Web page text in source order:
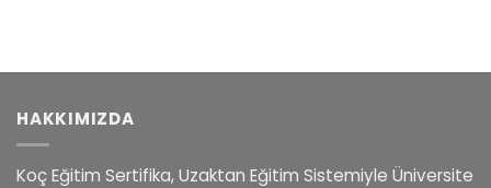
HAKKIMIZDA
Koç Eğitim Sertifika, Uzaktan Eğitim Sistemiyle Üniversite